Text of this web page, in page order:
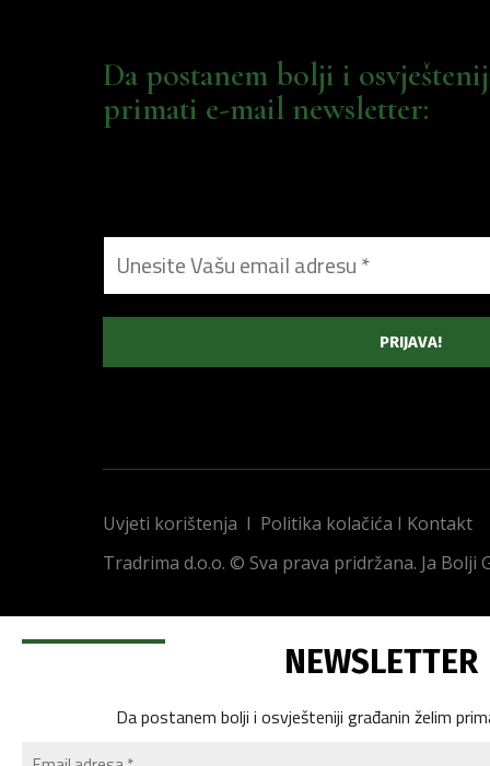
Da postanem bolji i
primati e-mail newsletter:
Uvjeti korištenja I Politika kolačića I Kontakt
Tradrima d.o.o. © Sva prava pridržana. Ja Bolji
NEWSLETTER
Da postanem bolji i osvješteniji građanin želim